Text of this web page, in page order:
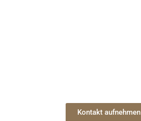
Kontakt aufnehmen